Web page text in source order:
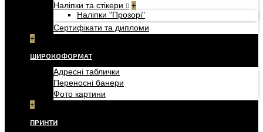
Наліпки та стікери
+
Наліпки "Прозорі"
Сертифікати та дипломи
+
ШИРОКОФОРМАТ
Адресні таблички
Переносні банери
Фото картини
+
ПРИНТИ